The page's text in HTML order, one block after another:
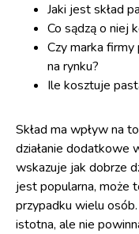
Jaki jest skład
Co sądzą o niej
Czy marka
na rynku?
Ile kosztuje
Skład ma wpływ na
działanie dodatkowe
wskazuje jak dobrze
jest popularna, może
przypadku wielu
istotna, ale nie